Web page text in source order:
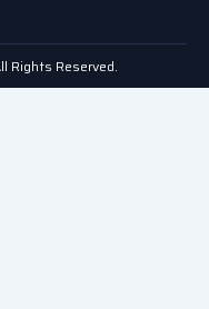
Rights Reserved.